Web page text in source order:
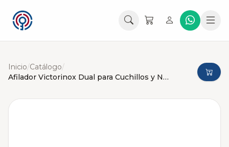
Inicio/Catálogo/
Afilador Victorinox Dual para Cuchillos y Navajas Portatil